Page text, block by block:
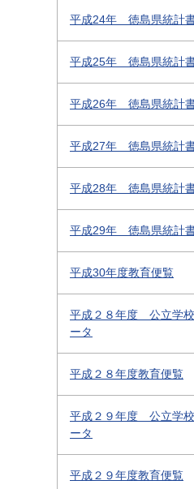
平成24年 徳島県統計
平成25年 徳島県統計
平成26年 徳島県統計
平成27年 徳島県統計
平成28年 徳島県統計
平成29年 徳島県統計
平成30年度教育便覧
平成２８年度 公立学
ータ
平成２８年度教育便覧
平成２９年度 公立学
ータ
平成２９年度教育便覧